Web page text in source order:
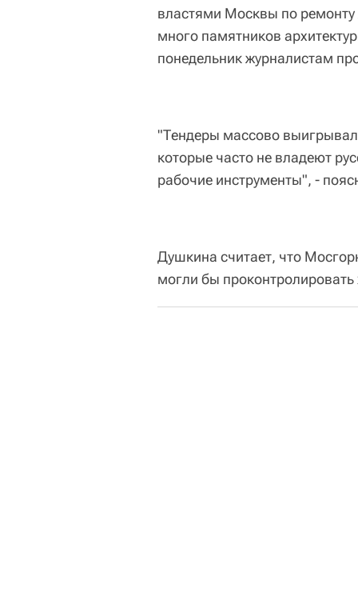
властями Москвы по
много памятников
понедельник журналистам
"Тендеры массово
которые часто не владеют
рабочие инструменты", -
Душкина считает, что
могли бы